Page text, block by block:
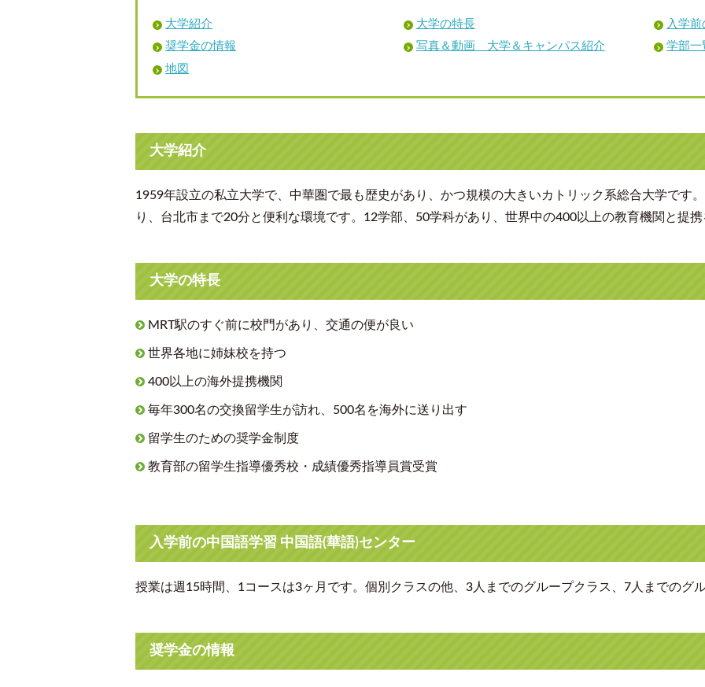
大学紹介 大学の特長
入学
奨学金の情報
写真＆動画 大学＆キャンパス紹介
学部一
地図
大学紹介
1959年設立の私立大学で、中華圏で最も歴史があり、かつ規模の大きいカトリック系総合大学です
り、台北市まで20分と便利な環境です。12学部、50学科があり、世界中の400以上の教育機関と提携
大学の特長
MRT駅のすぐ前に校門があり、交通の便が良い
世界各地に姉妹校を持つ
400以上の海外提携機関
毎年300名の交換留学生が訪れ、500名を海外に送り出す
留学生のための奨学金制度
教育部の留学生指導優秀校・成績優秀指導員賞受賞
入学前の中国語学習 中国語(華語)センター
授業は週15時間、1コースは3ヶ月です。個別クラスの他、3人までのグループクラス、7人までのグ
奨学金の情報